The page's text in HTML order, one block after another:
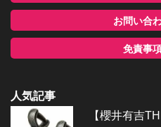
お問い合
免責事
人気記事
【櫻井有吉